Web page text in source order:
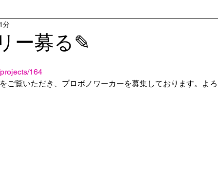
ー募る✎
分
164
覧いただき、プロボノワーカーを募集しております。よ